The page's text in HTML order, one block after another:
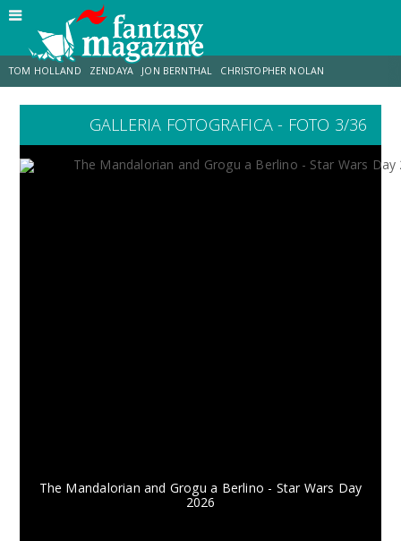
TOM HOLLAND ZENDAYA JON BERNTHAL CHRISTOPHER NOLAN
LUCCA COMICS & GAMES ODISSEA JACOB BATALON
GALLERIA FOTOGRAFICA - FOTO 3/36
The Mandalorian and Grogu a Berlino - Star Wars Day
2026